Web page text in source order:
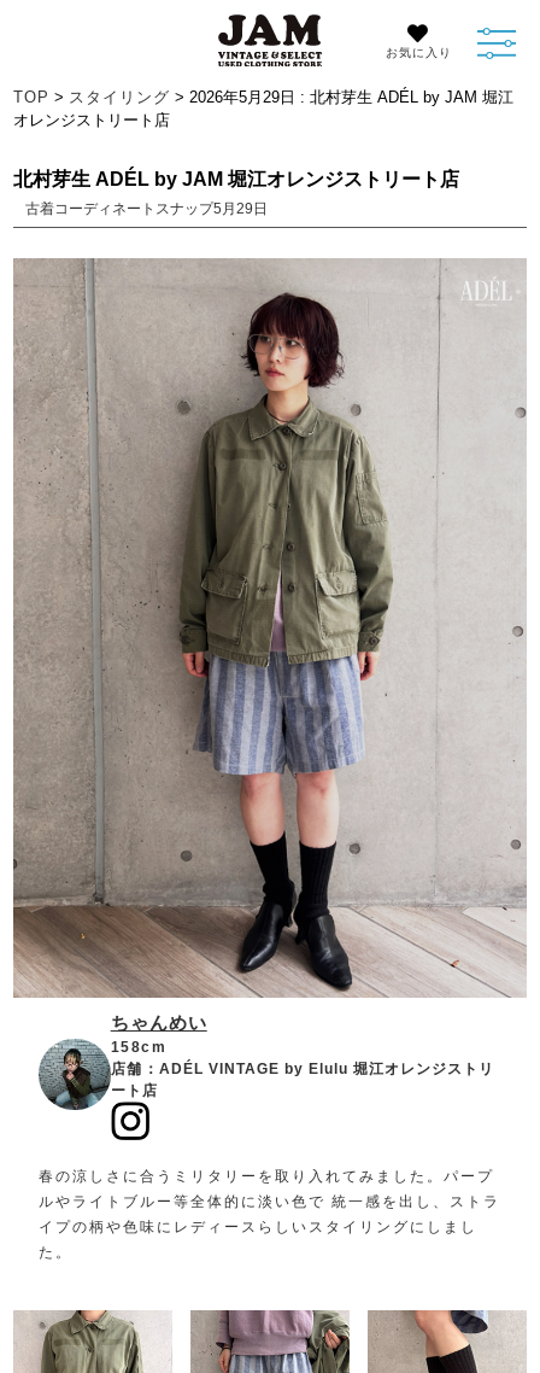
お気に入り
TOP > スタイリング > 2026年5月29日 : 北村芽生 ADÉL by JAM 堀江
オレンジストリート店
北村芽生 ADÉL by JAM 堀江オレンジストリート店
古着コーディネートスナップ5月29日
ちゃんめい
158cm
店舗：ADÉL VINTAGE by Elulu 堀江オレンジストリ
ート店
春の涼しさに合うミリタリーを取り入れてみました。パープ
ルやライトブルー等全体的に淡い色で 統一感を出し、ストラ
イプの柄や色味にレディースらしいスタイリングにしまし
た。